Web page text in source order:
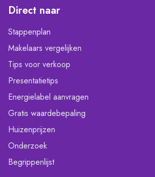
Direct naar
Stappenplan
Makelaars vergelijken
Tips voor verkoop
Presentatietips
Energielabel aanvragen
Gratis waardebepaling
Huizenprijzen
Onderzoek
Begrippenlijst